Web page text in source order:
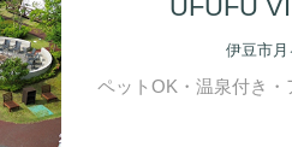
UFUFU
伊豆市月
ペットOK・温泉付き